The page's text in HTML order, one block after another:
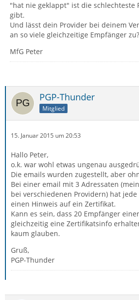
"hat nie geklappt" ist die schlechteste
gibt.
Und lässt dein Provider bei deinem
an so viele gleichzeitige Empfänger zu?
MfG Peter
PGP-Thunder
Mitglied
15. Januar 2015 um 20:53
Hallo Peter,
o.k. war wohl etwas ungenau
Die emails wurden zugestellt, aber
Bei einer email mit 3 Adressaten
bei verschiedenen Providern) hat
einen Hinweis auf ein Zertifikat.
Kann es sein, dass 20 Empfänger
gleichzeitig eine Zertifikatsinfo
kaum glauben.
Gruß,
PGP-Thunder